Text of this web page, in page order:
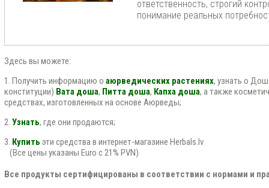
ответственность, строгий
понимание реальных
Здесь вы можете:
1. Получить информацию о аюрведических растениях, узнать о
конституции) Вата доша, Питта доша, Капха доша, а также
средствах, изготовленных на основе Аюрведы;
2. Узнать, где они продаются;
3. Купить эти средства в интернет-магазине Herbals.lv
(Все цены указаны Euro с 21% PVN)
Все продукты сертифицированы в соответствии с нормами и